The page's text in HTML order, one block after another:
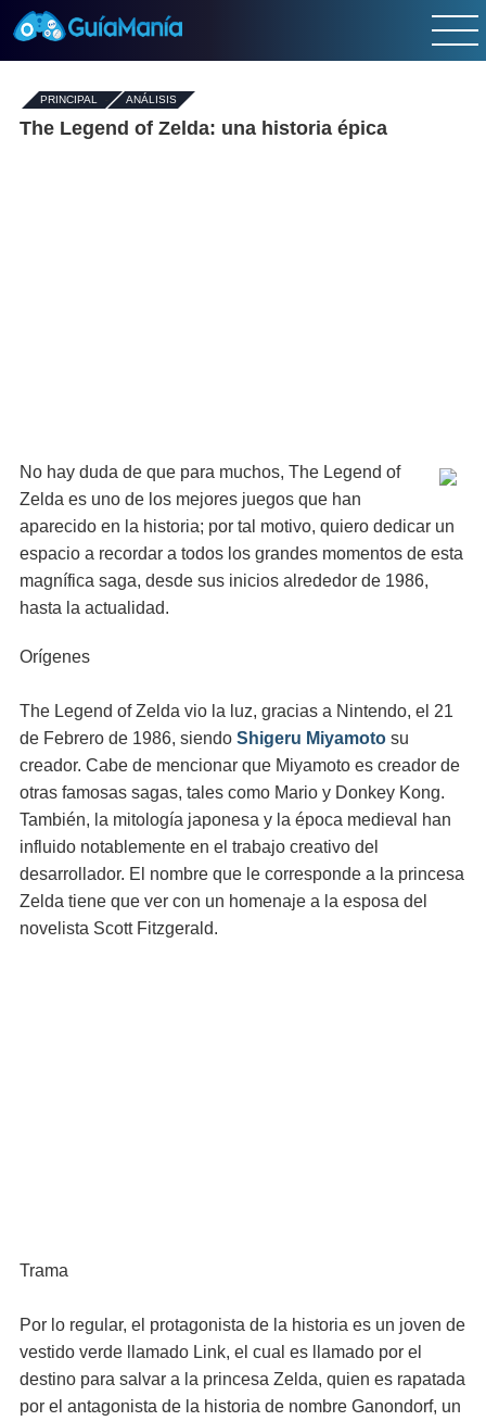
PRINCIPAL - ANÁLISIS
The Legend of Zelda: una historia épica
No hay duda de que para muchos, The Legend of
Zelda es uno de los mejores juegos que han
aparecido en la historia; por tal motivo, quiero dedicar un
espacio a recordar a todos los grandes momentos de esta
magnífica saga, desde sus inicios alrededor de 1986,
hasta la actualidad.
Orígenes
The Legend of Zelda vio la luz, gracias a Nintendo, el 21
de Febrero de 1986, siendo Shigeru Miyamoto su
creador. Cabe de mencionar que Miyamoto es creador de
otras famosas sagas, tales como Mario y Donkey Kong.
También, la mitología japonesa y la época medieval han
influido notablemente en el trabajo creativo del
desarrollador. El nombre que le corresponde a la princesa
Zelda tiene que ver con un homenaje a la esposa del
novelista Scott Fitzgerald.
Trama
Por lo regular, el protagonista de la historia es un joven de
vestido verde llamado Link, el cual es llamado por el
destino para salvar a la princesa Zelda, quien es rapatada
por el antagonista de la historia de nombre Ganondorf, un